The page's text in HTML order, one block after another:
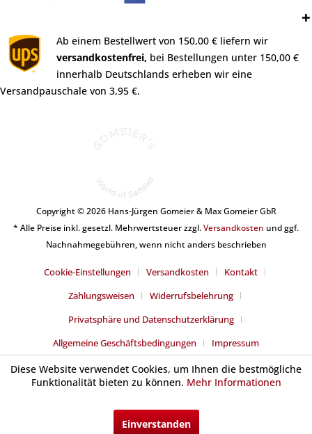
Ab einem Bestellwert von 150,00 € liefern wir
versandkostenfrei, bei Bestellungen unter 150,00 €
innerhalb Deutschlands erheben wir eine
Versandpauschale von 3,95 €.
Copyright © 2026 Hans-Jürgen Gomeier & Max Gomeier GbR
* Alle Preise inkl. gesetzl. Mehrwertsteuer zzgl.Versandkosten und ggf.
Nachnahmegebühren, wenn nicht anders beschrieben
Cookie-Einstellungen Versandkosten
Kontakt
Zahlungsweisen
Widerrufsbelehrung
Privatsphäre und Datenschutzerklärung
Allgemeine Geschäftsbedingungen
Impressum
Diese Website verwendet Cookies, um Ihnen die bestmögliche
Funktionalität bieten zu können. Mehr Informationen
Einverstanden